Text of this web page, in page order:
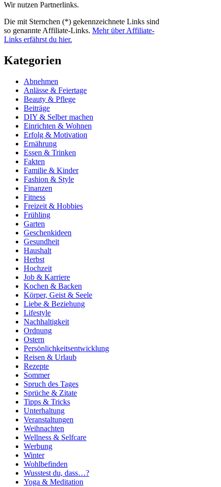
Wir nutzen Partnerlinks.
Die mit Sternchen (*) gekennzeichnete Links sind
so genannte Affiliate-Links. Mehr über Affiliate-
Links erfährst du hier.
Kategorien
Abnehmen
Anlässe & Feiertage
Beauty & Pflege
Beiträge
DIY & Selber machen
Einrichten & Wohnen
Erfolg & Motivation
Ernährung
Essen & Trinken
Fakten
Familie & Kinder
Fashion & Style
Finanzen
Fitness
Freizeit & Hobbies
Frühling
Garten
Geschenkideen
Gesundheit
Haushalt
Herbst
Hochzeit
Job & Karriere
Kochen & Backen
Körper, Geist & Seele
Liebe & Beziehung
Lifestyle
Nachhaltigkeit
Ordnung
Ostern
Persönlichkeitsentwicklung
Reisen & Urlaub
Rezepte
Sommer
Spruch des Tages
Sprüche & Zitate
Tipps & Tricks
Unterhaltung
Veranstaltungen
Weihnachten
Wellness & Selfcare
Werbung
Winter
Wohlbefinden
Wusstest du, dass…?
Yoga & Meditation